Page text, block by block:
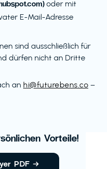
oder mit
E-Mail-Adresse
sind ausschließlich für
dürfen nicht an Dritte
an hi@futurebens.co –
Vorteile!
PDF →